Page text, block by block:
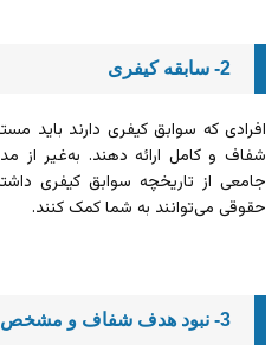
2- سابقه کیفری
افرادی که سوابق کیفری دارند باید
شفاف و کامل ارائه دهند. به‌غیر از
جامعی از تاریخچه سوابق کیفری
حقوقی می‌توانند به شما کمک کنند.
3- نبود هدف شفاف و مشخص